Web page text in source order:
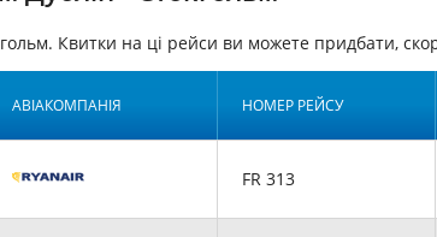
Квитки на ці рейси ви можете придбати,
АВІАКОМПАНІЯ НОМЕР РЕЙСУ
FR 313